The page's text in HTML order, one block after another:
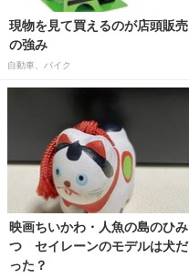
現物を見て買えるのが店頭販売
の強み
自動車、バイク
映画ちいかわ・人魚の島のひみ
つ セイレーンのモデルは犬だ
った？